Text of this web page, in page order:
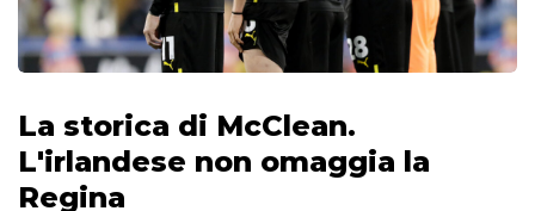
La storica di McClean.
L'irlandese non omaggia la
Regina